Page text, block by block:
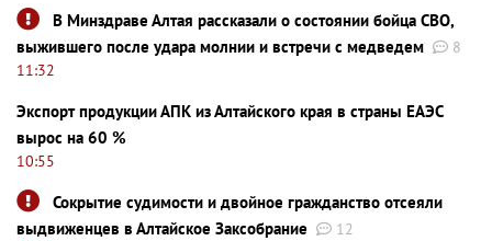
В Минздраве Алтая рассказали о состоянии бойца СВО,
выжившего после удара молнии и встречи с медведем
8
11:32
Экспорт продукции АПК из Алтайского края в страны ЕАЭС
вырос на 60 %
10:55
Сокрытие судимости и двойное гражданство отсеяли
выдвиженцев в Алтайское Заксобрание
12